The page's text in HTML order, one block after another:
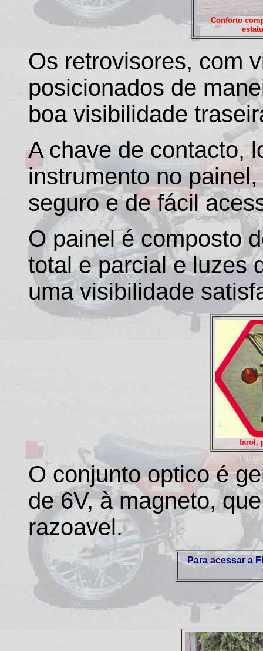
Conforto
Os retrovisores, com
posicionados de
boa visibilidade
A chave de contacto,
instrumento no
seguro e de fácil
O painel é composto
total e parcial e luzes
uma visibilidade
farol,
O conjunto optico é
de 6V, à magneto,
razoavel.
Para acessar a